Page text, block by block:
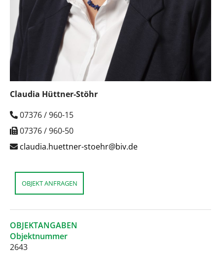
Claudia Hüttner-Stöhr
07376 / 960-15
07376 / 960-50
claudia.huettner-stoehr@biv.de
OBJEKT ANFRAGEN
OBJEKTANGABEN
Objektnummer
2643